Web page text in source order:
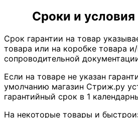
Сроки и условия
Срок гарантии на товар
товара или на коробке товара
сопроводительной
Если на товаре не указан
умолчанию магазин Стриж.ру
гарантийный срок в 1
На некоторые товары и